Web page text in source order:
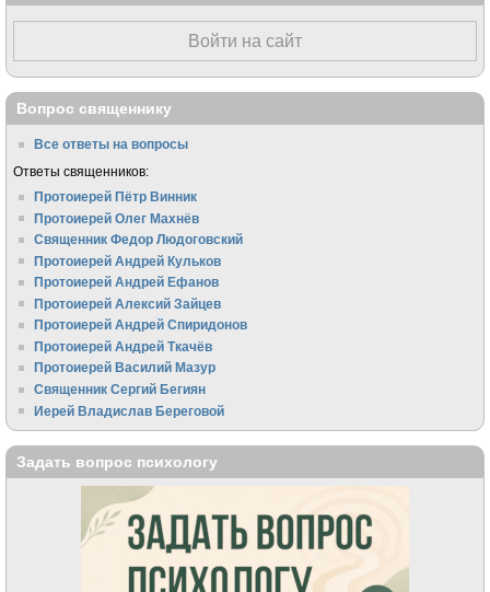
Войти на сайт
Вопрос священнику
Все ответы на вопросы
Ответы священников:
Протоиерей Пётр Винник
Протоиерей Олег Махнёв
Священник Федор Людоговский
Протоиерей Андрей Кульков
Протоиерей Андрей Ефанов
Протоиерей Алексий Зайцев
Протоиерей Андрей Спиридонов
Протоиерей Андрей Ткачёв
Протоиерей Василий Мазур
Священник Сергий Бегиян
Иерей Владислав Береговой
Задать вопрос психологу